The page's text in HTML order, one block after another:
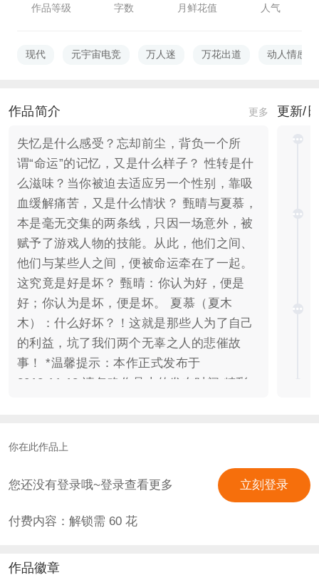
作品等级 字数 月鲜花值 人气
现代 元宇宙电竞 万人迷 万花出道 动人情感
作品简介 更多
失忆是什么感受？忘却前尘，背负一个所
谓“命运”的记忆，又是什么样子？ 性转是什
么滋味？当你被迫去适应另一个性别，靠吸
血缓解痛苦，又是什么情状？ 甄晴与夏慕，
本是毫无交集的两条线，只因一场意外，被
赋予了游戏人物的技能。从此，他们之间、
他们与某些人之间，便被命运牵在了一起。
这究竟是好是坏？ 甄晴：你认为好，便是
好；你认为是坏，便是坏。 夏慕（夏木
木）：什么好坏？！这就是那些人为了自己
的利益，坑了我们两个无辜之人的悲催故
事！ *温馨提示：本作正式发布于
2018.11.13 请忽略作品上的发布时间 精彩
UI美工：阿鸢大美女 促销裱框：小清新小清
立绘：筱心 电视画面：【倾顾辞】千小北
女将军CG：【君思阁】刀鞘 CV：夏珩 —
巽妖 程书轼 、程书辙 — AS蔷薇 兰歌 —
均来源于橙光素材库及素材交易平台，如有
更新/
你在此作品上
您还没有登录哦~登录查看更多 立刻登录
付费内容：解锁需 60花
作品徽章